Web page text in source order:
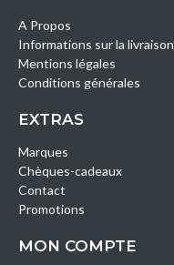
A Propos
Informations sur la livraison
Mentions légales
Conditions générales
EXTRAS
Marques
Chèques-cadeaux
Contact
Promotions
MON COMPTE